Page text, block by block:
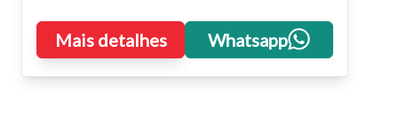
Mais detalhes Whatsapp